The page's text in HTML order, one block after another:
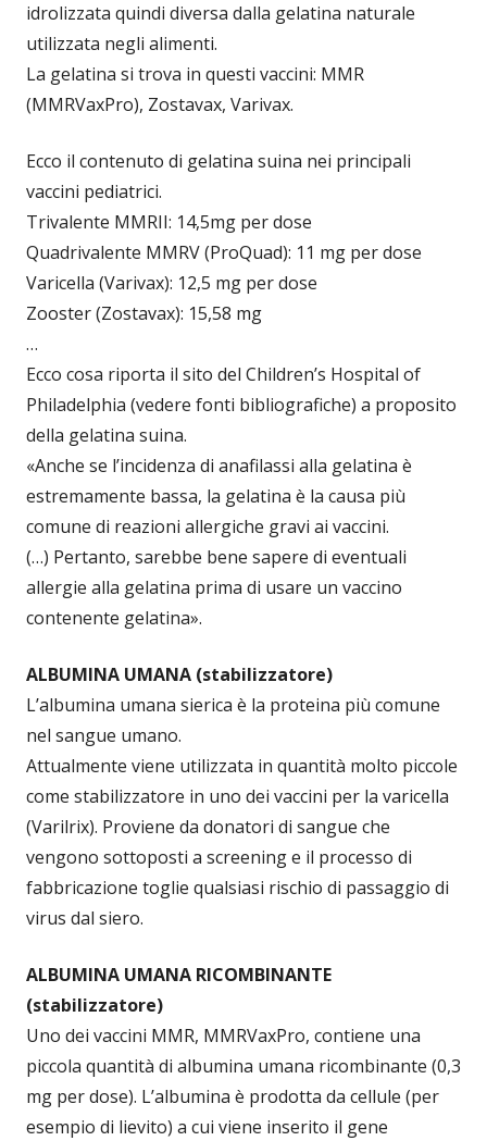
idrolizzata quindi diversa dalla gelatina naturale
utilizzata negli alimenti.
La gelatina si trova in questi vaccini: MMR
(MMRVaxPro), Zostavax, Varivax.
Ecco il contenuto di gelatina suina nei principali
vaccini pediatrici.
Trivalente MMRII: 14,5mg per dose
Quadrivalente MMRV (ProQuad): 11 mg per dose
Varicella (Varivax): 12,5 mg per dose
Zooster (Zostavax): 15,58 mg
…
Ecco cosa riporta il sito del Children’s Hospital of
Philadelphia (vedere fonti bibliografiche) a proposito
della gelatina suina.
«Anche se l’incidenza di anafilassi alla gelatina è
estremamente bassa, la gelatina è la causa più
comune di reazioni allergiche gravi ai vaccini.
(…) Pertanto, sarebbe bene sapere di eventuali
allergie alla gelatina prima di usare un vaccino
contenente gelatina».
ALBUMINA UMANA (stabilizzatore)
L’albumina umana sierica è la proteina più comune
nel sangue umano.
Attualmente viene utilizzata in quantità molto piccole
come stabilizzatore in uno dei vaccini per la varicella
(Varilrix). Proviene da donatori di sangue che
vengono sottoposti a screening e il processo di
fabbricazione toglie qualsiasi rischio di passaggio di
virus dal siero.
ALBUMINA UMANA RICOMBINANTE
(stabilizzatore)
Uno dei vaccini MMR, MMRVaxPro, contiene una
piccola quantità di albumina umana ricombinante (0,3
mg per dose). L’albumina è prodotta da cellule (per
esempio di lievito) a cui viene inserito il gene